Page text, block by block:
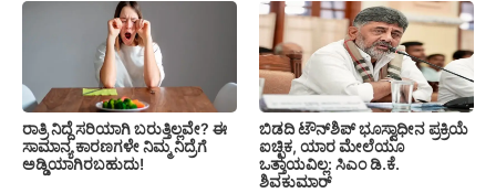
ರಾತ್ರಿ ನಿದ್ದೆ ಸರಿಯಾಗಿ ಬರುತ್ತಿಲ್ಲವೇ? ಈ
ಸಾಮಾನ್ಯ ಕಾರಣಗಳೇ ನಿಮ್ಮ ನಿದ್ರೆಗೆ
ಅಡ್ಡಿಯಾಗಿರಬಹುದು!
ಬಿಡದಿ ಟೌನ್‌ಶಿಪ್‌ ಭೂಸ್ವಾಧೀನ ಪ್ರಕ್ರಿಯೆ
ಐಚ್ಛಿಕ, ಯಾರ ಮೇಲೆಯೂ
ಒತ್ತಾಯವಿಲ್ಲ: ಸಿಎಂ ಡಿ.ಕೆ.
ಶಿವಕುಮಾರ್